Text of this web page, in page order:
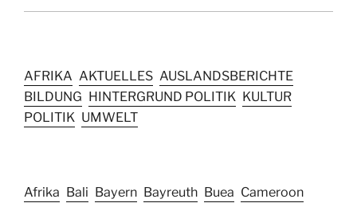
AFRIKA AKTUELLES AUSLANDSBERICHTE
BILDUNG HINTERGRUND POLITIK KULTUR
POLITIK UMWELT
Afrika Bali Bayern Bayreuth Buea Cameroon